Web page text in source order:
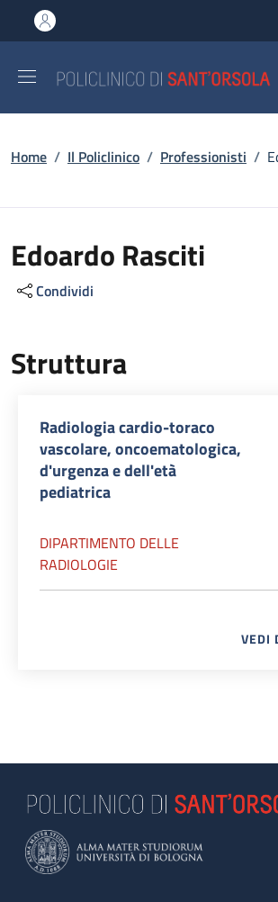
al contenuto principale
to footer content
Briciole di pane
Home / Il Policlinico / Professionisti /
Edoardo Rasciti
Condividi
Struttura
Radiologia cardio-toraco
vascolare, oncoematologica,
d'urgenza e dell'età
pediatrica
DIPARTIMENTO DELLE
RADIOLOGIE
VEDI